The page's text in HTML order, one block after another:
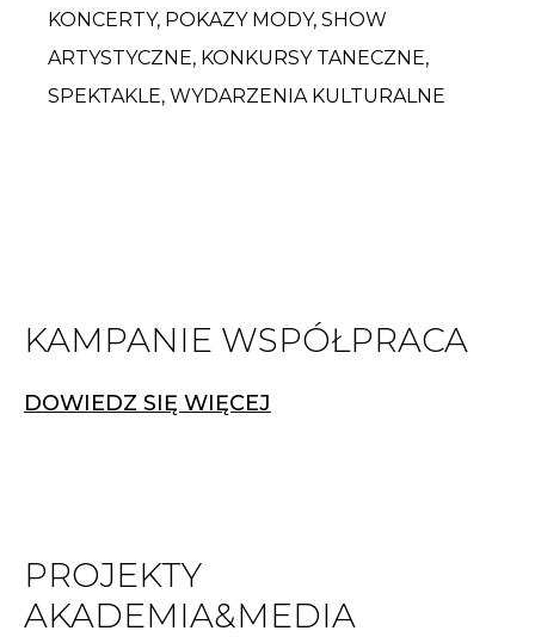
KONCERTY, POKAZY MODY, SHOW
ARTYSTYCZNE, KONKURSY TANECZNE,
SPEKTAKLE, WYDARZENIA KULTURALNE
KAMPANIE WSPÓŁPRACA
DOWIEDZ SIĘ WIĘCEJ
PROJEKTY
AKADEMIA&MEDIA